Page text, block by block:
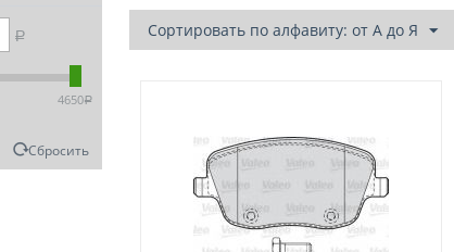
Р
4650Р
Сбросить
Сортировать по алфавиту: от А до Я